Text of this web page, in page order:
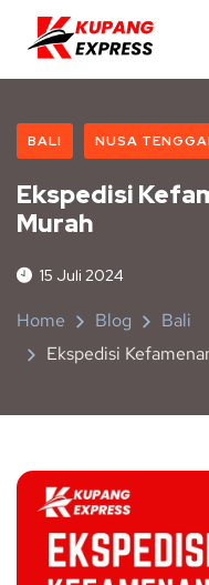
BALI NUSA
Ekspedisi
Murah
15 Juli 2024
Home Blog
Bali
Ekspedisi